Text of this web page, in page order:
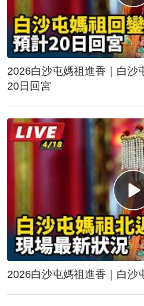
2026白沙屯媽祖進香｜白沙
20日回宮
2026白沙屯媽祖進香｜白沙